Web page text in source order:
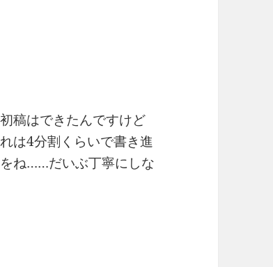
稿はできたんですけど
は4分割くらいで書き進
ね……だいぶ丁寧にしな